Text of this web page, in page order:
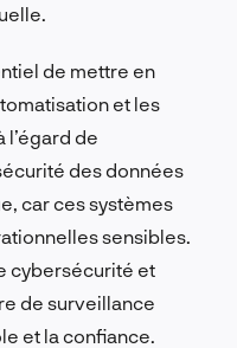
de mettre en
et les
l’égard de
des données
car ces systèmes
sensibles.
cybersécurité et
de surveillance
et la confiance.